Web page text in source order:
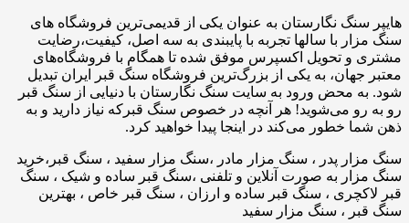
هایپر سنگ نگارستان به عنوان یکی از قدیمی‌ترین فروشگاه های
سنگ مزار با سالها تجربه با پایبندی به سه اصل، کیفیت،رضایت
مشتری و تحویل اکسپرس موفق شده تا همگام با فروشگاه‌های
معتبر جهان، به یکی از بزرگ‌ترین فروشگاه سنگ قبر ایران تبدیل
شود. به محض ورود به سایت سنگ نگارستان با دنیایی از سنگ قبر
رو به رو می‌شوید! هر آنچه در خصوص سنگ قبرکه نیاز دارید و به
ذهن شما خطور می‌کند در اینجا پیدا خواهید کرد.
سنگ مزار پدر ، سنگ مزار مادر ،سنگ مزار سفید ، سنگ قبر،خرید
سنگ مزار به صورت آنلاین و تلفنی ،سنگ قبر ساده و شیک ، سنگ
قبر لاکچری ، سنگ قبر ساده و ارزان ، سنگ قبر خاص ، بهترین
سنگ قبر ، سنگ مزار سفید